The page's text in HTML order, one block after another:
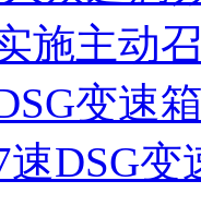
施主动
变速
DSG